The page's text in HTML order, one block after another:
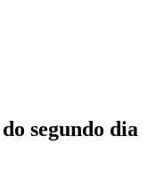
segundo dia